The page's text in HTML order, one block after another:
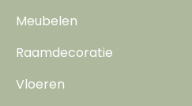
Meubelen
Raamdecoratie
Vloeren